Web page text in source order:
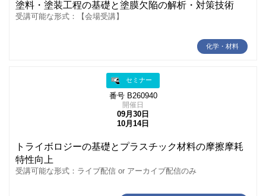
塗料・塗装工程の基礎と塗膜欠陥の解析・対策技術
受講可能な形式：【会場受講】
化学・材料
セミナー
番号 B260940
開催日
09月30日
10月14日
トライボロジーの基礎とプラスチック材料の摩擦摩耗
特性向上
受講可能な形式：ライブ配信 or アーカイブ配信のみ